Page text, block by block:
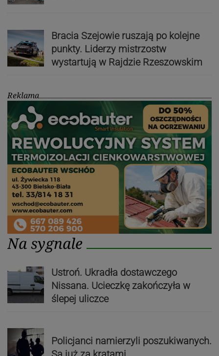
Bracia Szejowie ruszają po kolejne
punkty. Liderzy mistrzostw
wystartują w Rajdzie Rzeszowskim
Reklama
Na sygnale
Ustroń. Ukradła dostawczego
Nissana. Ucieczkę zakończyła w
ślepej uliczce
Policjanci namierzyli poszukiwanych.